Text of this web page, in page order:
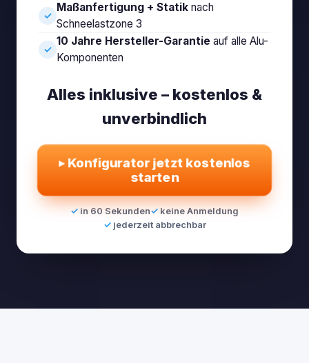
✓
Maßanfertigung + Statik nach
Schneelastzone 3
✓
10 Jahre Hersteller-Garantie auf alle Alu-
Komponenten
Alles inklusive – kostenlos &
unverbindlich
▸Konfigurator jetzt kostenlos
starten
in 60 Sekunden
keine Anmeldung
jederzeit abbrechbar